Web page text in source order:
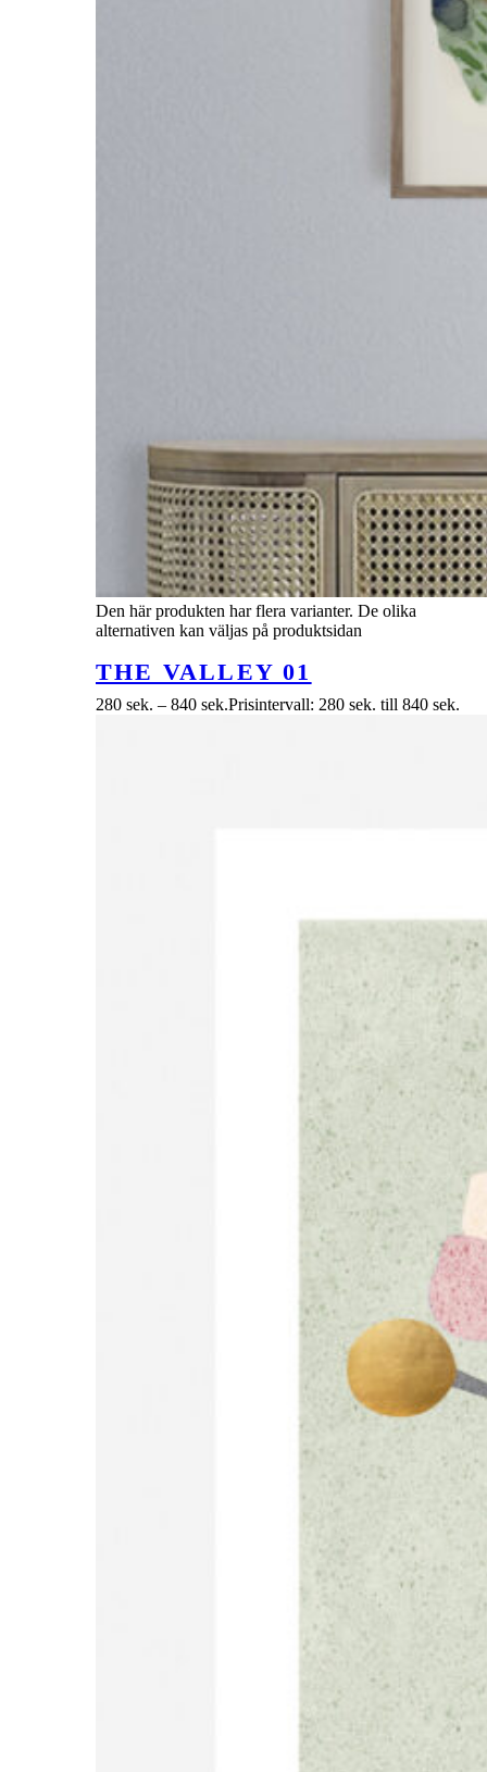
Den här produkten har flera varianter. De olika
alternativen kan väljas på produktsidan
THE VALLEY 01
280 sek. – 840 sek.Prisintervall: 280 sek. till 840 sek.